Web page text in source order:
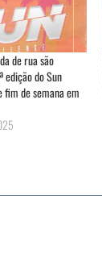
de rua são
edição do Sun
fim de semana em